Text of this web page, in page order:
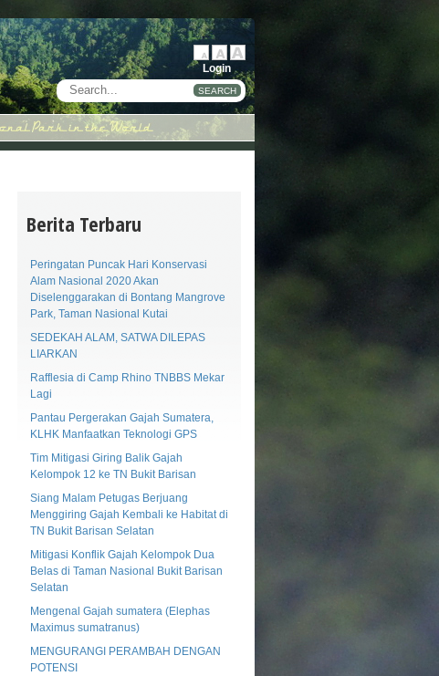
Login
SEARCH
Berita Terbaru
Peringatan Puncak Hari Konservasi
Alam Nasional 2020 Akan
Diselenggarakan di Bontang Mangrove
Park, Taman Nasional Kutai
SEDEKAH ALAM, SATWA DILEPAS
LIARKAN
Rafflesia di Camp Rhino TNBBS Mekar
Lagi
Pantau Pergerakan Gajah Sumatera,
KLHK Manfaatkan Teknologi GPS
Tim Mitigasi Giring Balik Gajah
Kelompok 12 ke TN Bukit Barisan
Siang Malam Petugas Berjuang
Menggiring Gajah Kembali ke Habitat di
TN Bukit Barisan Selatan
Mitigasi Konflik Gajah Kelompok Dua
Belas di Taman Nasional Bukit Barisan
Selatan
Mengenal Gajah sumatera (Elephas
Maximus sumatranus)
MENGURANGI PERAMBAH DENGAN
POTENSI